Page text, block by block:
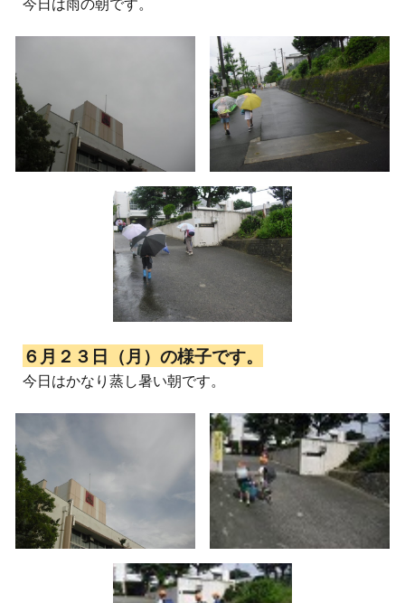
６月２３日（月）の様子です。
今日はかなり蒸し暑い朝です。